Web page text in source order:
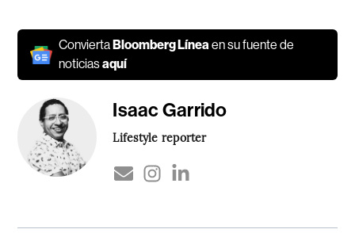
Convierta Bloomberg Líneaen su fuente de
noticiasaquí
Isaac Garrido
Lifestyle reporter